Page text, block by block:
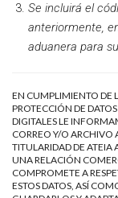
Se incluirá el
anteriormente,
aduanera para
EN CUMPLIMIENTO DE
PROTECCIÓN DE
DIGITALES LE
CORREO Y/O ARCHIVO
TITULARIDAD DE
UNA RELACIÓN
COMPROMETE A
ESTOS DATOS, ASÍ